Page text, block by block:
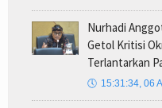
Nurhadi
Getol Kritisi
Terlantarkan
🕔 15:31:34, 06